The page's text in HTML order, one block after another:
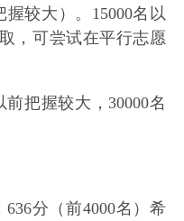
较大）。15000名以
，可尝试在平行志愿
把握较大，30000名
分（前4000名）希